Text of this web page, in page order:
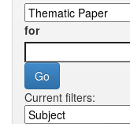
for
Current filters: